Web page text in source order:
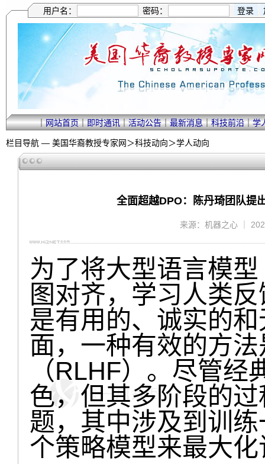
用户名： 密码：
｜网站首页｜即时通讯｜活动公告｜最新消息｜科技前沿｜学
栏目导航 — 美国华裔教授专家网＞科技动向＞学人动向
全面超越DPO：陈丹琦团队提
来源：机器之心 ｜
为了将大型语言模
图对齐，学习人类
是有用的、诚实的
面，一种有效的方
（RLHF）。尽管
色，但其多阶段的
题，其中涉及到训
个策略模型来最大